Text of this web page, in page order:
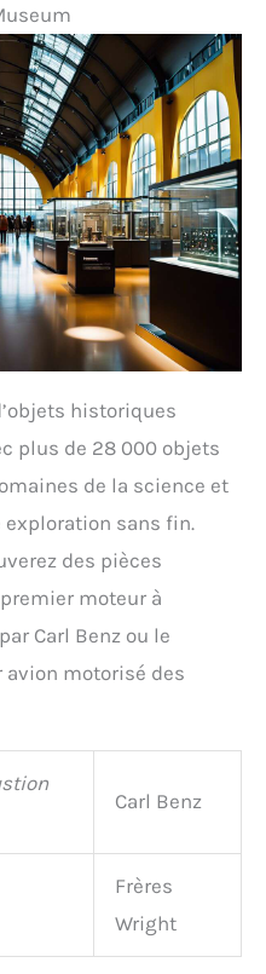
historiques
plus de 28 000 objets
de la science et
exploration sans fin.
des pièces
moteur à
Carl Benz ou le
motorisé des
Carl Benz
Frères
Wright